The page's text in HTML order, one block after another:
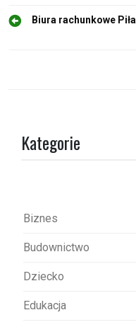
N
Biura rachunkowe Piła
Kategorie
Biznes
Budownictwo
Dziecko
Edukacja